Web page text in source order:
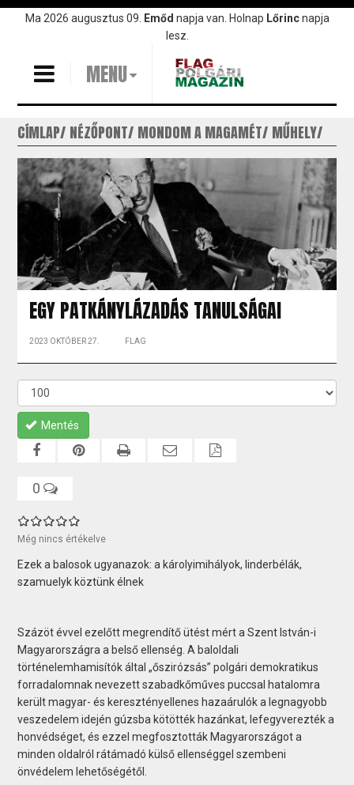
UgrásMa 2026 augusztus 09. Emőd napja van. Holnap Lőrincnapja
lesz.
MENU
CÍMLAP NÉZŐPONT MONDOM A MAGAMÉT MŰHELY
EGY PATKÁNYLÁZADÁS TANULSÁGAI
2023 OKTÓBER 27. FLAG
Mentés
0
Még nincs értékelve
Ezek a balosok ugyanazok: a károlyimihályok, linderbélák,
szamuelyk köztünk élnek
Százöt évvel ezelőtt megrendítő ütést mért a Szent István-i
Magyarországra a belső ellenség. A baloldali
történelemhamisítók által „őszirózsás” polgári demokratikus
forradalomnak nevezett szabadkőműves puccsal hatalomra
került magyar- és keresztényellenes hazaárulók a legnagyobb
veszedelem idején gúzsba kötötték hazánkat, lefegyverezték a
honvédséget, és ezzel megfosztották Magyarországot a
minden oldalról rátámadó külső ellenséggel szembeni
önvédelem lehetőségétől.